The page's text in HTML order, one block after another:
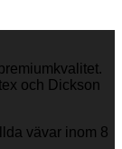
och Dickson
vävar inom 8